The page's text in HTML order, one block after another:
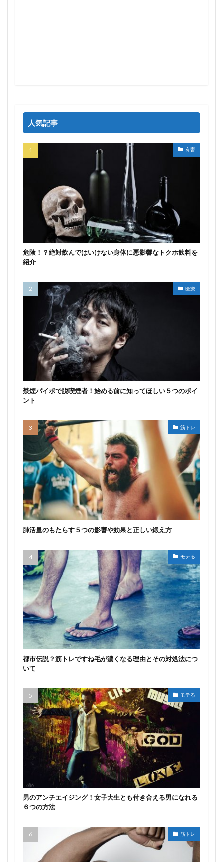
人気記事
有害
危険！？絶対飲んではいけない身体に悪影響なトクホ飲料を
紹介
医療
禁煙パイポで脱喫煙者！始める前に知ってほしい５つのポイ
ント
筋トレ
肺活量のもたらす５つの影響や効果と正しい鍛え方
モテる
都市伝説？筋トレですね毛が濃くなる理由とその対処法につ
いて
モテる
男のアンチエイジング！女子大生とも付き合える男になれる
６つの方法
筋トレ